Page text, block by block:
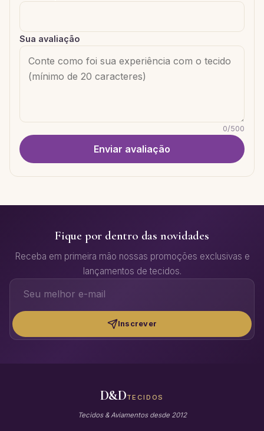
Sua avaliação
0/500
Enviar avaliação
Fique por dentro das novidades
Receba em primeira mão nossas promoções exclusivas e
lançamentos de tecidos.
Inscrever
D&DTECIDOS
Tecidos & Aviamentos desde 2012